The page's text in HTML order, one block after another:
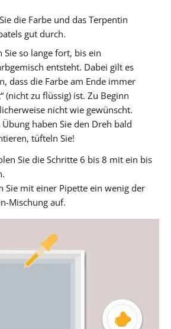
die Farbe und das Terpentin
gut durch.
Sie so lange fort, bis ein
entsteht. Dabei gilt es
dass die Farbe am Ende immer
(nicht zu flüssig) ist. Zu Beginn
nicht wie gewünscht.
haben Sie den Dreh bald
tüfteln Sie!
Sie die Schritte 6 bis 8 mit ein bis
Sie mit einer Pipette ein wenig der
Mischung auf.